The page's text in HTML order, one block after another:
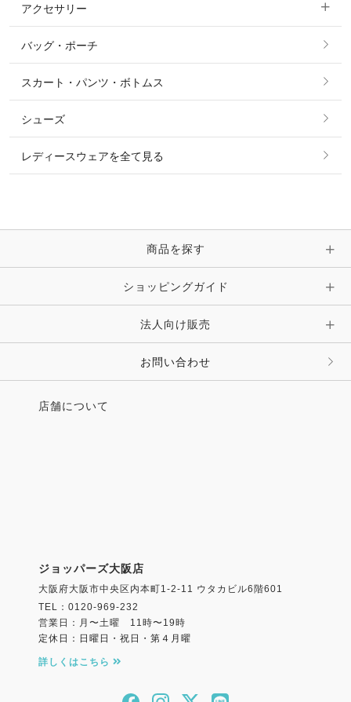
ニット・セーター
シャツ・ブラウス・ワンピース
その他 アウター
ショーシャツ
すべてのファッション雑貨
ソックス
ベルト
マフラー・スカーフ・ストール・スヌード
時計・財布・キーケース・革小物
キーホルダー・チャーム・ストラップ
その他 ファッション雑貨
アクセサリー
すべてのアクセサリー
リング
ピアス・イヤリング
ピン・ブローチ・コサージュ
その他 アクセサリー
バッグ・ポーチ
スカート・パンツ・ボトムス
シューズ
レディースウェアを全て見る
商品を探す
ショッピングガイド
法人向け販売
お問い合わせ
店舗について
ジョッパーズ大阪店
大阪府大阪市中央区内本町1-2-11 ウタカビル6階601
TEL：0120-969-232
営業日：月〜土曜 11時〜19時
定休日：日曜日・祝日・第４月曜
詳しくはこちら